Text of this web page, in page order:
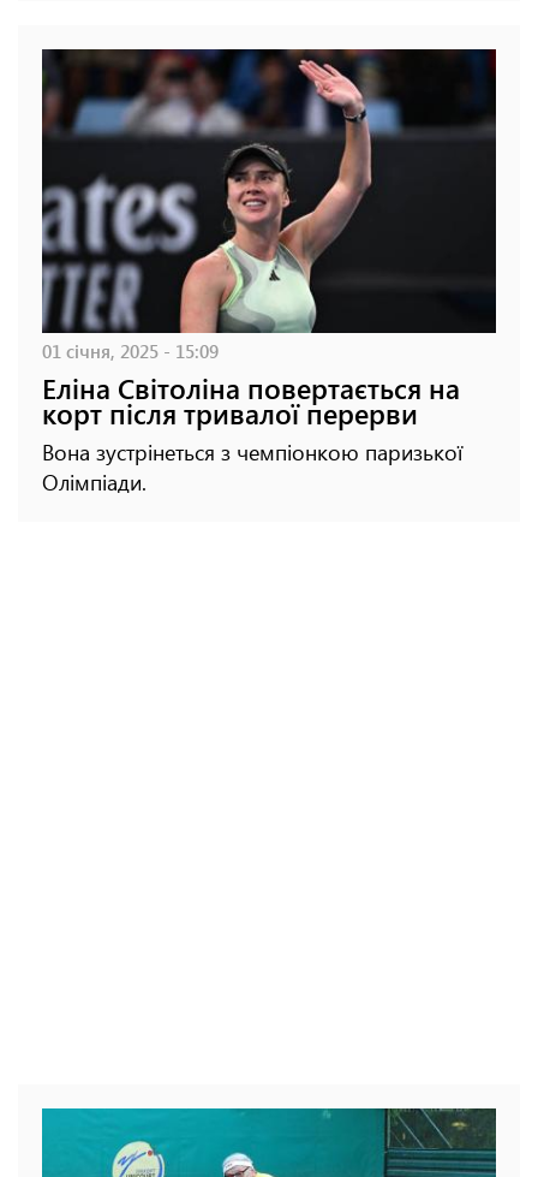
01 січня, 2025 - 15:09
Еліна Світоліна повертається на
корт після тривалої перерви
Вона зустрінеться з чемпіонкою паризької
Олімпіади.